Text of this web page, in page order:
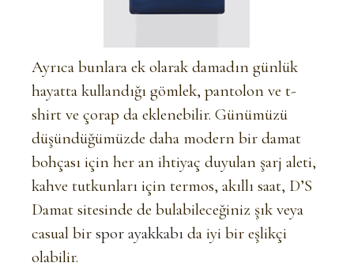
Ayrıca bunlara ek olarak damadın günlük
hayatta kullandığı gömlek, pantolon ve t-
shirt ve çorap da eklenebilir. Günümüzü
düşündüğümüzde daha modern bir damat
bohçası için her an ihtiyaç duyulan şarj aleti,
kahve tutkunları için termos, akıllı saat, D’S
Damat sitesinde de bulabileceğiniz şık veya
casual birspor ayakkabı da iyi bir eşlikçi
olabilir.